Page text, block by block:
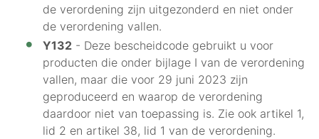
de verordening zijn uitgezonderd en niet onder
de verordening vallen.
Y132 - Deze bescheidcode gebruikt u voor
producten die onder bijlage I van de verordening
vallen, maar die voor 29 juni 2023 zijn
geproduceerd en waarop de verordening
daardoor niet van toepassing is. Zie ook artikel 1,
lid 2 en artikel 38, lid 1 van de verordening.